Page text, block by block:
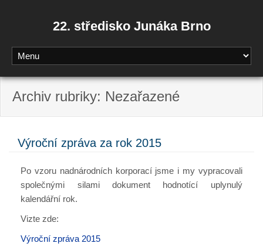
22. středisko Junáka Brno
Archiv rubriky: Nezařazené
Výroční zpráva za rok 2015
Po vzoru nadnárodních korporací jsme i my vypracovali
společnými silami dokument hodnotící uplynulý
kalendářní rok.
Vizte zde:
Výroční zpráva 2015